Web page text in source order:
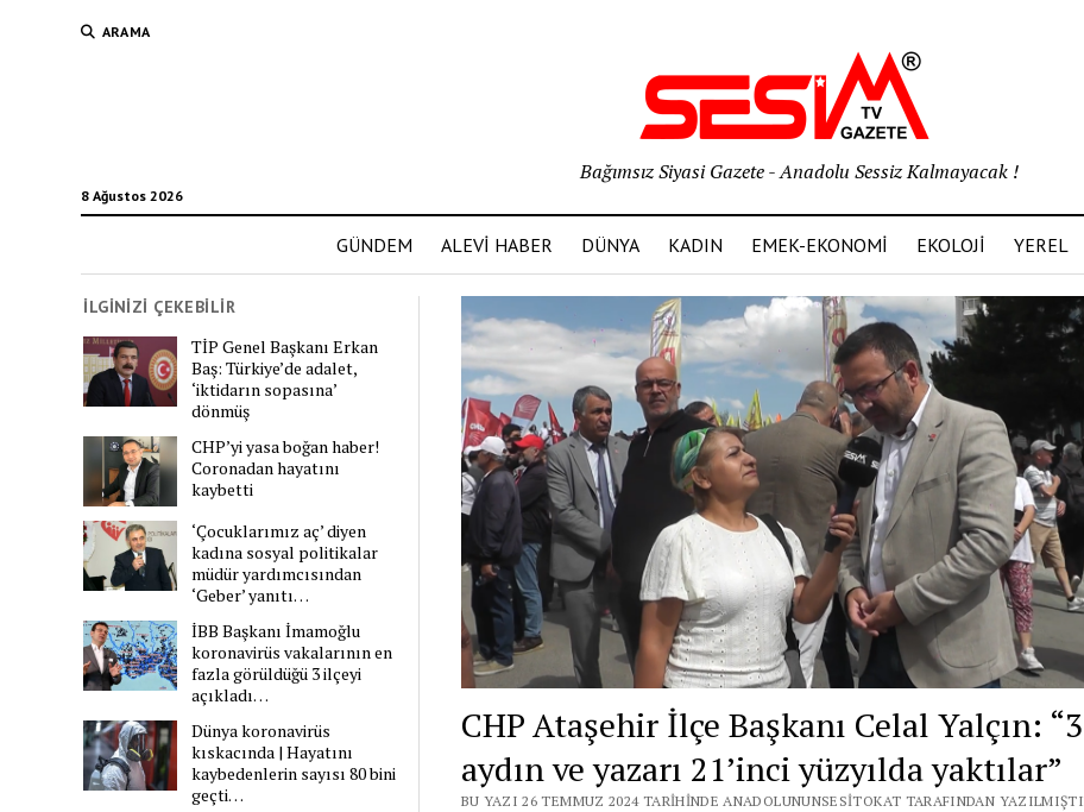
ARAMA
8 Ağustos 2026
Bağımsız Siyasi Gazete - Anadolu Sessiz Kalmayacak !
GÜNDEM ALEVİ HABER DÜNYA KADIN EMEK-EKONOMİ EKOLOJİ YEREL
İLGİNİZİ ÇEKEBİLİR
TİP Genel Başkanı Erkan
Baş: Türkiye’de adalet,
‘iktidarın sopasına’
dönmüş
CHP’yi yasa boğan haber!
Coronadan hayatını
kaybetti
‘Çocuklarımız aç’ diyen
kadına sosyal politikalar
müdür yardımcısından
‘Geber’ yanıtı…
İBB Başkanı İmamoğlu
koronavirüs vakalarının en
fazla görüldüğü 3 ilçeyi
açıkladı…
Dünya koronavirüs
kıskacında | Hayatını
kaybedenlerin sayısı 80 bini
geçti…
CHP Ataşehir İlçe Başkanı Celal Yalçın:
aydın ve yazarı 21’inci yüzyılda yaktılar”
BU YAZI 26 TEMMUZ 2024 TARIHINDE ANADOLUNUNSESITOKAT TARAFINDAN